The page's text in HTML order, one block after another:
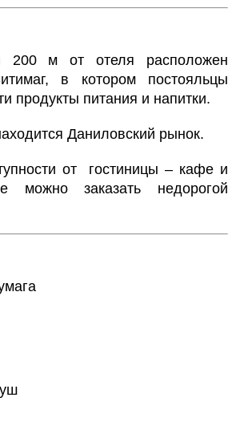
200 м от отеля расположен
в котором постояльцы
продукты питания и напитки.
Даниловский рынок.
от гостиницы – кафе и
можно заказать недорогой